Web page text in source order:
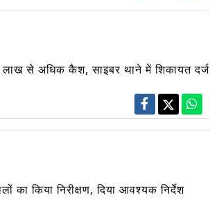
से अधिक कैश, साइबर थाने में शिकायत दर्ज
किया निरीक्षण, दिया आवश्यक निर्देश